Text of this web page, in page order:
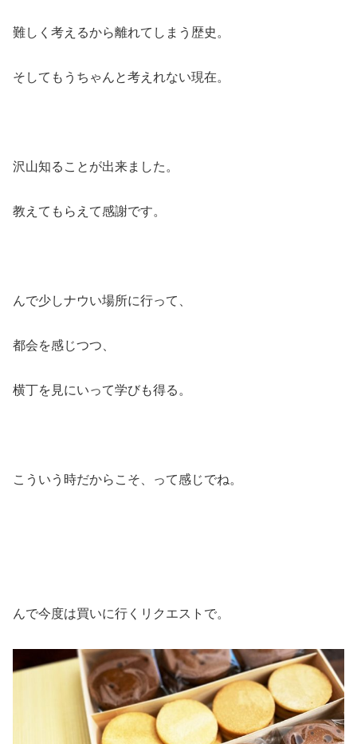
難しく考えるから離れてしまう歴史。
そしてもうちゃんと考えれない現在。
沢山知ることが出来ました。
教えてもらえて感謝です。
んで少しナウい場所に行って、
都会を感じつつ、
横丁を見にいって学びも得る。
こういう時だからこそ、って感じでね。
んで今度は買いに行くリクエストで。